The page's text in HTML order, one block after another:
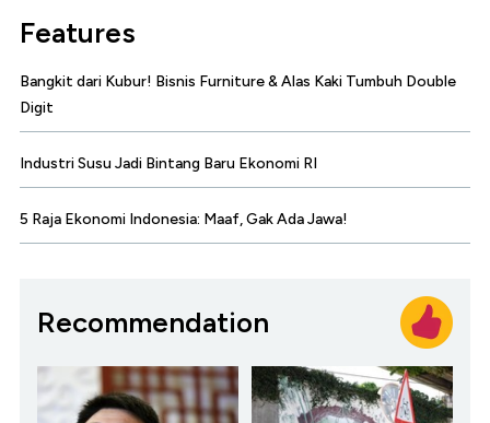
Features
Bangkit dari Kubur! Bisnis Furniture & Alas Kaki Tumbuh Double
Digit
Industri Susu Jadi Bintang Baru Ekonomi RI
5 Raja Ekonomi Indonesia: Maaf, Gak Ada Jawa!
Recommendation